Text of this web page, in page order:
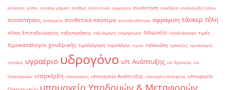
ρύπανση ρύποι σούπερ μάρκετ στάθμη στατιστικά συμμορία συνάντηση συνέδριο συνέντευξη τύπου
συναντήσεις συνεργεία συνθετικά καύσιμα συνταξιοδότηση σφράγιση τάνκερ τέλη
τέλος Επιτηδεύματος ταξινομήσεις ταξινόμηση τεκμηρίωση τελωνείο τηλεδιάσκεψη τιμές
τιμοκατάλογοι χονδρικής τιμολόγηση τιμολόγιο τιμών τολουόλη τράπεζες τροπολογία
τσιγάρο υγραέριο υδρογόνο υπ. Ανάπτυξης υπ. Εργασίας υπ.
Οικονομικών υπερκέρδη υποτροφίες υπουργείο Ανάπτυξης υπουργείο Ενέργειας υπουργείο
υπουργείο Υποδομών & Μεταφορών